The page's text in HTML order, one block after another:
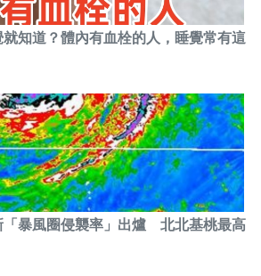
知道？體內有血栓的人，睡覺常有這
「暴風圈侵襲率」出爐 北北基桃最高